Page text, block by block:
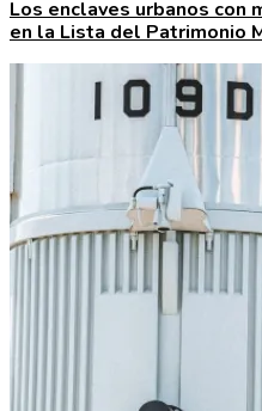
Los enclaves urbanos con
en la Lista del Patrimonio